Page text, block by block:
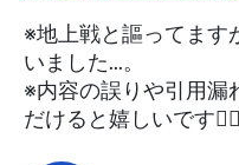
※地上戦と謳ってます
いました...。
※内容の誤りや引用漏
だけると嬉しいです🙇‍♂️